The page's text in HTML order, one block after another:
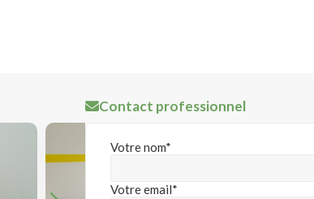
Contact professionnel
Votre nom*
Votre email*